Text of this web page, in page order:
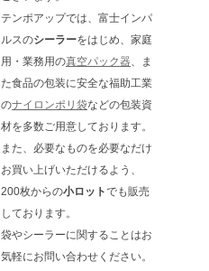
テンポアップでは、富士インパ
ルスのシーラーをはじめ、家庭
用・業務用の真空パック器、ま
た食品の包装に安全な福助工業
のナイロンポリ袋などの包装資
材を多数ご用意しております。
また、必要なものを必要なだけ
お買い上げいただけるよう、
200枚からの小ロットでも販売
しております。
袋やシーラーに関することはお
気軽にお問い合わせください。